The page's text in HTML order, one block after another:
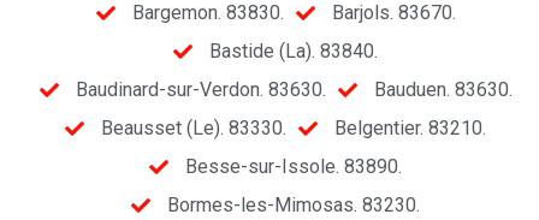
Bargemon. 83830.
Barjols. 83670.
Bastide (La). 83840.
Baudinard-sur-Verdon. 83630.
Bauduen. 83630.
Beausset (Le). 83330.
Belgentier. 83210.
Besse-sur-Issole. 83890.
Bormes-les-Mimosas. 83230.